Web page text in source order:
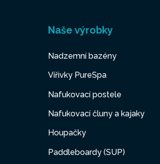
Naše výrobky
Nadzemní bazény
Vířivky PureSpa
Nafukovací postele
Nafukovací čluny a kajaky
Houpačky
Paddleboardy (SUP)